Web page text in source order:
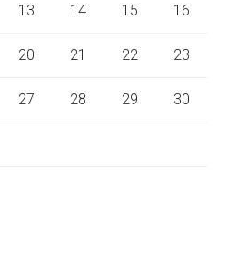
13 14 15 16
20 21 22 23
27 28 29 30